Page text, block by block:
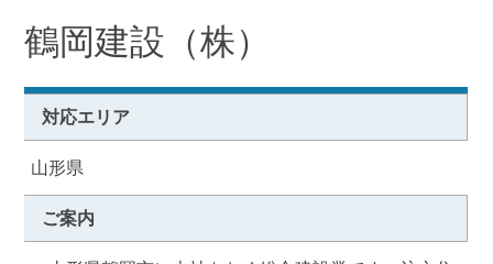
鶴岡建設（株）
対応エリア
山形県
ご案内